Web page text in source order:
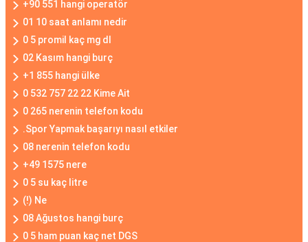
+90 551 hangi operatör
01 10 saat anlamı nedir
0 5 promil kaç mg dl
02 Kasım hangi burç
+1 855 hangi ülke
0 532 757 22 22 Kime Ait
0 265 nerenin telefon kodu
.Spor Yapmak başarıyı nasıl etkiler
08 nerenin telefon kodu
+49 1575 nere
0 5 su kaç litre
(!) Ne
08 Ağustos hangi burç
0 5 ham puan kaç net DGS